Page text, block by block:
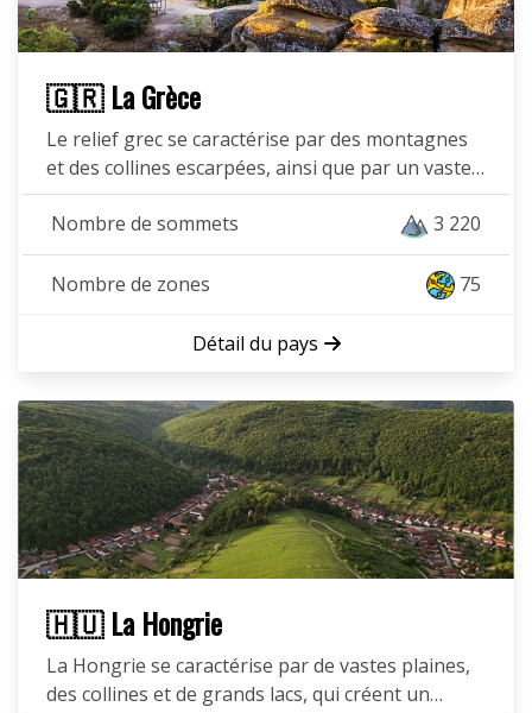
🇬🇷 La Grèce
Le relief grec se caractérise par des montagnes
et des collines escarpées, ainsi que par un vaste…
Nombre de sommets 3 220
Nombre de zones 75
Détail du pays
🇭🇺 La Hongrie
La Hongrie se caractérise par de vastes plaines,
des collines et de grands lacs, qui créent un…